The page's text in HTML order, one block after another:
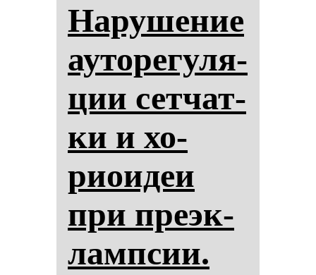
На­ру­ше­ние
ауто­ре­гу­ля­
ции сет­чат­
ки и хо­
риоидеи
при пре­эк­
лам­псии.